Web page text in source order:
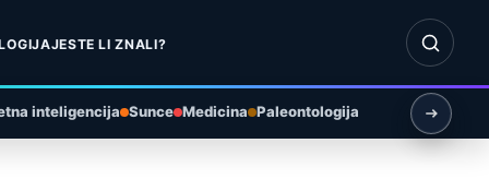
JESTE LI ZNALI?
Otvori
inteligencija Sunce Medicina Paleontologija